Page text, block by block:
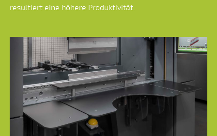
resultiert eine höhere Produktivität.